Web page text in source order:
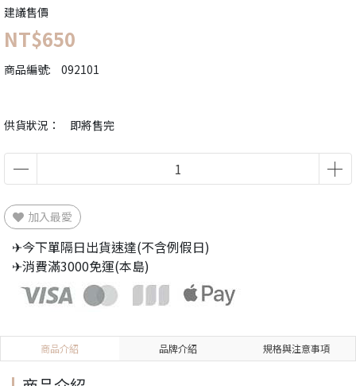
建議售價
NT$650
商品編號: 092101
供貨狀況： 即將售完
加入最愛
✈今下單隔日出貨速達(不含例假日)
✈消費滿3000免運(本島)
商品介紹 品牌介紹 規格與注意事項